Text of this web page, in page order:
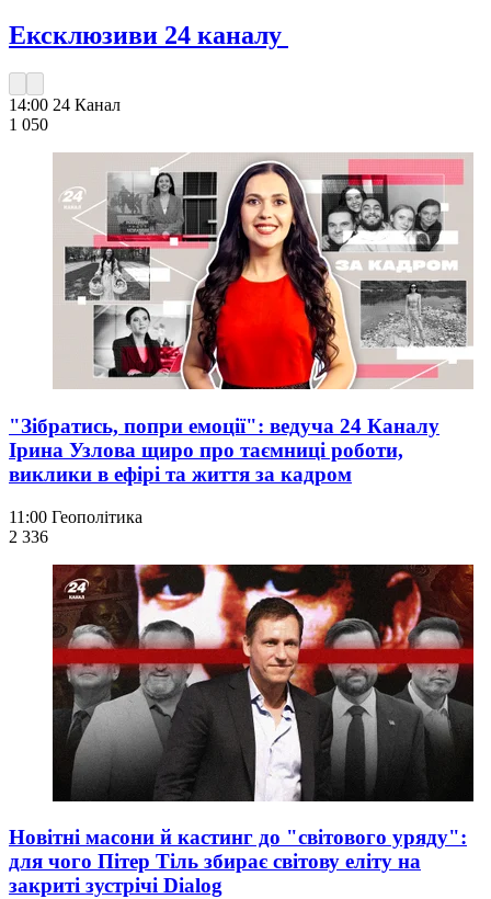
Ексклюзиви 24 каналу
14:00 24 Канал
1 050
"Зібратись, попри емоції": ведуча 24 Каналу
Ірина Узлова щиро про таємниці роботи,
виклики в ефірі та життя за кадром
11:00 Геополітика
2 336
Новітні масони й кастинг до "світового уряду":
для чого Пітер Тіль збирає світову еліту на
закриті зустрічі Dialog